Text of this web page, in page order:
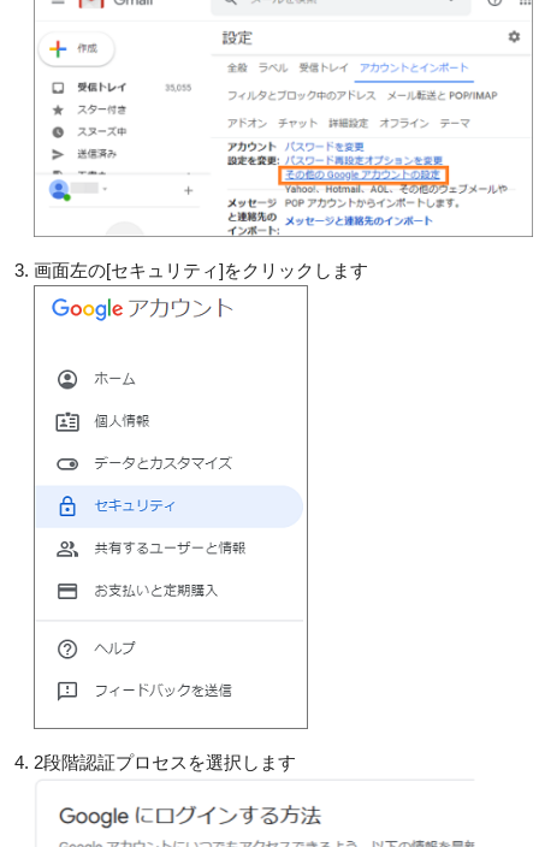
画面左の[セキュリティ]をクリックします
2段階認証プロセスを選択します